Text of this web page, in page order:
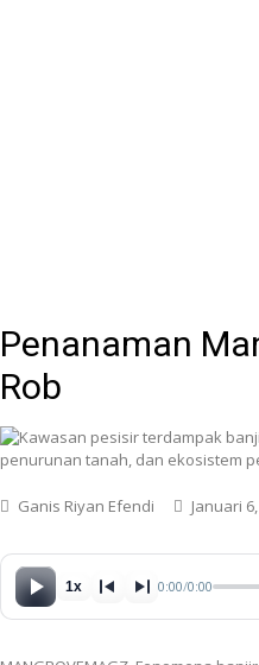
Penanaman
Rob
Ganis Riyan Efendi Januari
1x 0:00/0:00